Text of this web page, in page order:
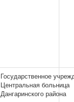
Государственное
Центральная больница
Дангаринского района